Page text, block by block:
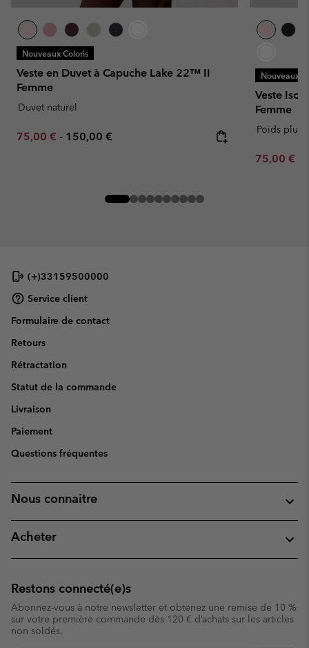
Nouveaux Coloris
Veste en Duvet à Capuche Lake 22™ II
Femme
Duvet naturel
Minimum sale price:
75,00 € - Maximum price:
150,00 €
Nouveaux
Veste
Femme
Poids
Minimum
75,00 €
(+)33159500000
Service client
Formulaire de contact
Retours
Rétractation
Statut de la commande
Livraison
Paiement
Questions fréquentes
Nous connaitre
Acheter
Restons connecté(e)s
Abonnez-vous à notre newsletter et obtenez une remise de 10 %
sur votre première commande dès 120 € d’achats sur les articles
non soldés.